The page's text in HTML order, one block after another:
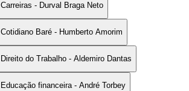
Carreiras - Durval Braga Neto
Cotidiano Baré - Humberto Amorim
Direito do Trabalho - Aldemiro Dantas
Educação financeira - André Torbey